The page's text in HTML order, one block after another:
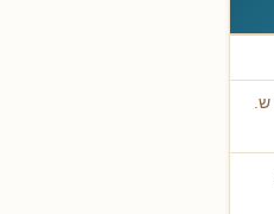
ש.